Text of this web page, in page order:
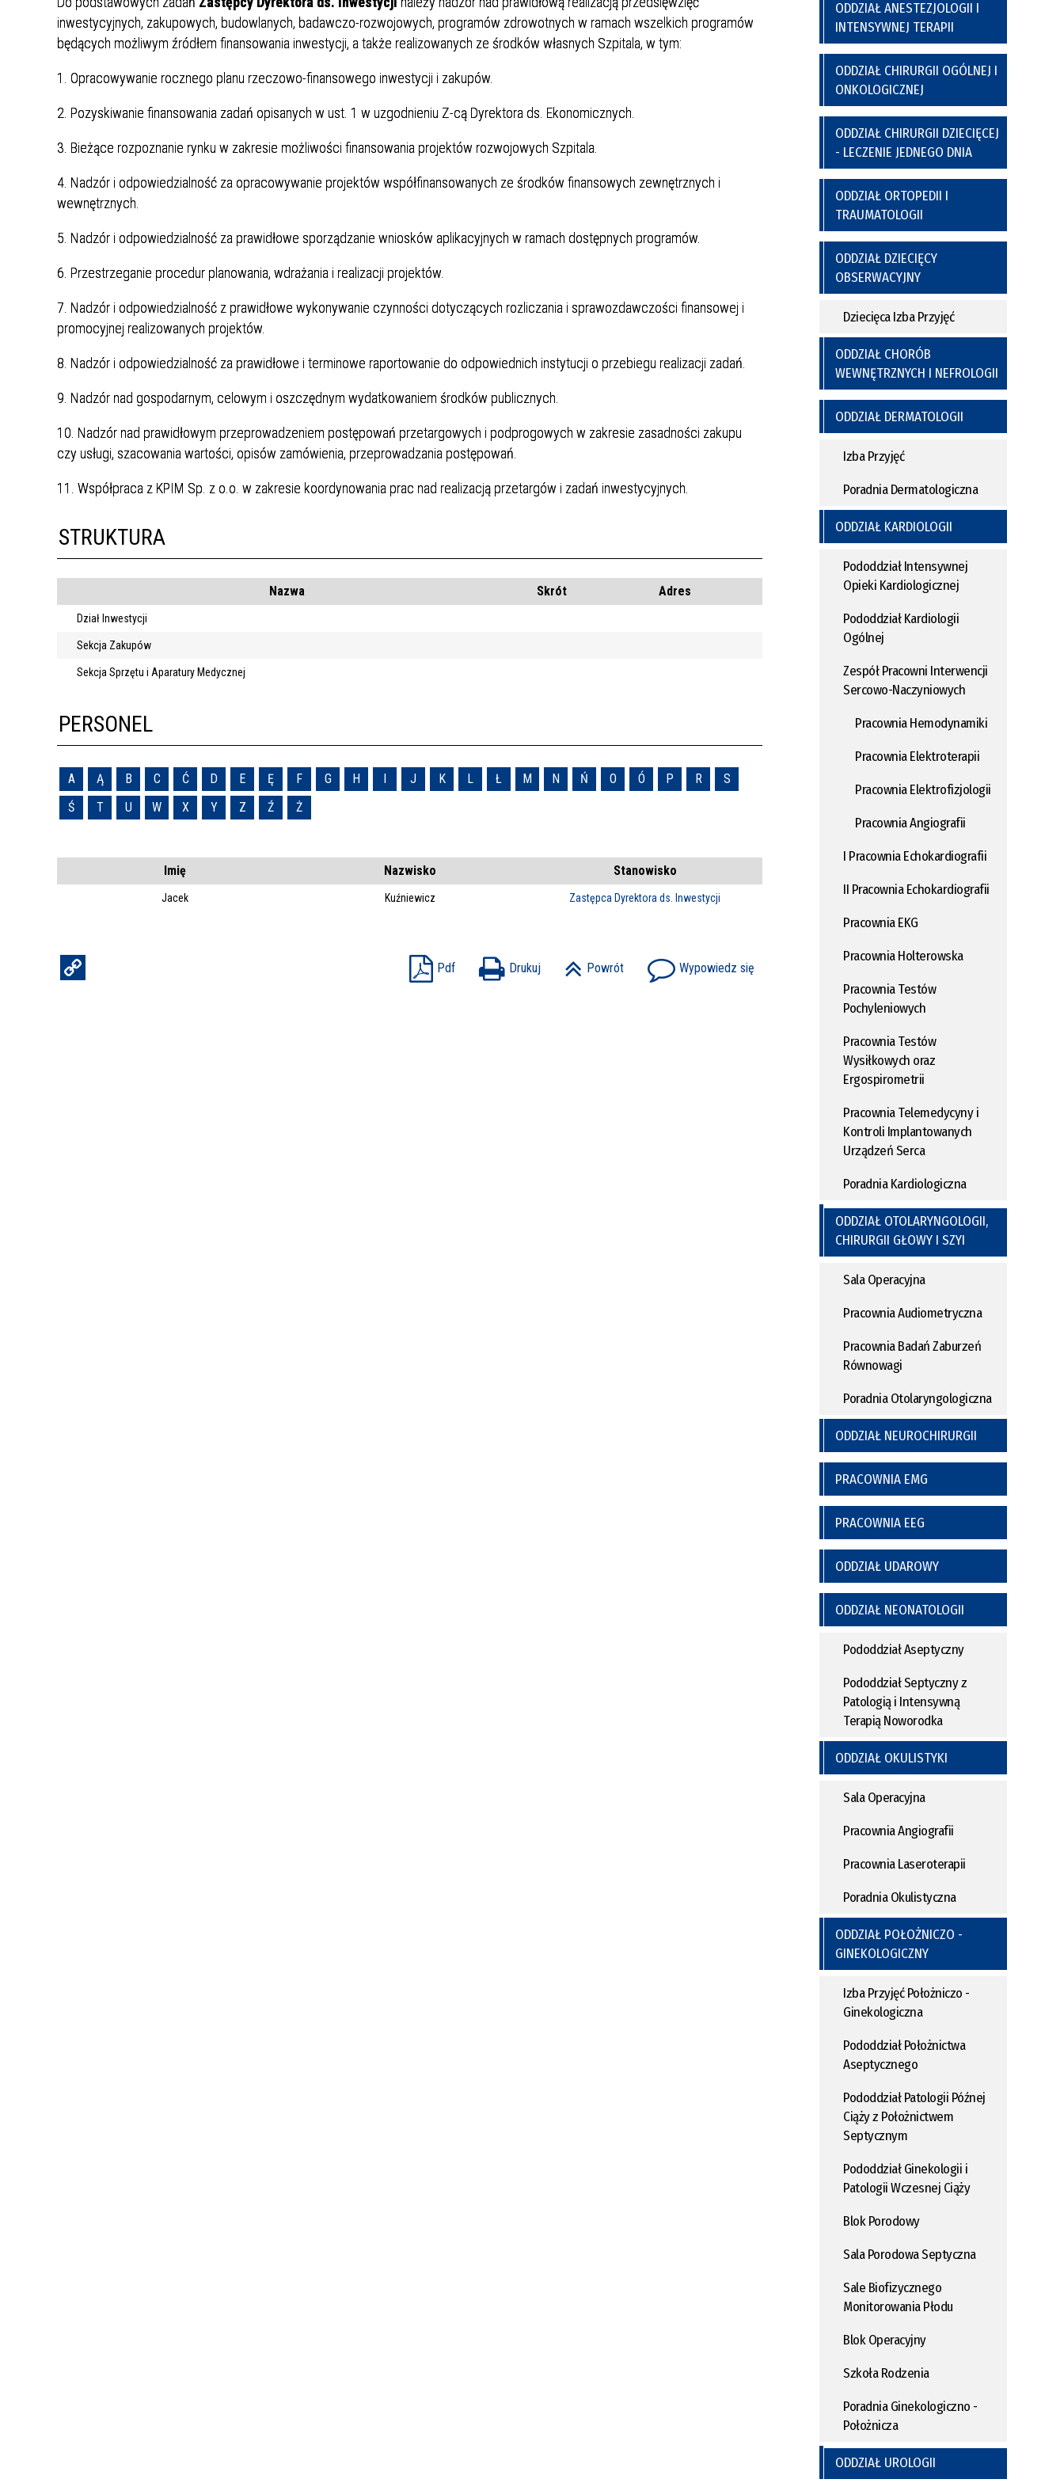
Żywienie dla Zdrowia
Jadłospisy Dekadowe
Zdjęcia Posiłków
Laboratoryjnych
Zgłaszanie Anonimowych Uwag
Wnioski i Skargi Standardy Ochrony Małoletnich Kaplica Szpitalna
Usług
Jonizującego
Regulamin Korzystania z Miejsc
Postojowych
Wsparcie w Kryzysie Psychicznym –
Telefonów Pomocowych
Poradnia Ortopedii i Traumatologii Poradnia Otolaryngologiczna Poradnia Patologii Noworodka Poradnia Preluksacyjna
Poradnia Rehabilitacyjna Poradnia Urologiczna Poradnia Zdrowia Psychicznego
Oddział Rehabilitacji
Kardiologicznej/Oddział Dzienny
Rehabilitacji Kardiologicznej
Oddział Urologii Szpitalny Oddział Ratunkowy
Zdrowia
Personel
inwestycyjnych, zakupowych, budowlanych, badawczo-rozwojowych, programów zdrowotnych w ramach wszelkich programów
będących możliwym źródłem finansowania inwestycji, a także realizowanych ze środków własnych Szpitala, w tym:
1. Opracowywanie rocznego planu rzeczowo-finansowego inwestycji i zakupów.
2. Pozyskiwanie finansowania zadań opisanych w ust. 1 w uzgodnieniu Z-cą Dyrektora ds. Ekonomicznych.
3. Bieżące rozpoznanie rynku w zakresie możliwości finansowania projektów rozwojowych Szpitala.
4. Nadzór i odpowiedzialność za opracowywanie projektów współfinansowanych ze środków finansowych zewnętrznych i
wewnętrznych.
5. Nadzór i odpowiedzialność za prawidłowe sporządzanie wniosków aplikacyjnych w ramach dostępnych programów.
6. Przestrzeganie procedur planowania, wdrażania i realizacji projektów.
7. Nadzór i odpowiedzialność z prawidłowe wykonywanie czynności dotyczących rozliczania i sprawozdawczości finansowej i
promocyjnej realizowanych projektów.
8. Nadzór i odpowiedzialność za prawidłowe i terminowe raportowanie do odpowiednich instytucji o przebiegu realizacji zadań.
9. Nadzór nad gospodarnym, celowym i oszczędnym wydatkowaniem środków publicznych.
10. Nadzór nad prawidłowym przeprowadzeniem postępowań przetargowych i podprogowych w zakresie zasadności zakupu
czy usługi, szacowania wartości, opisów zamówienia, przeprowadzania postępowań.
11. Współpraca z KPIM Sp. z o.o. w zakresie koordynowania prac nad realizacją przetargów i zadań inwestycyjnych.
STRUKTURA
Nazwa Skrót Adres
Dział Inwestycji
Sekcja Zakupów
Sekcja Sprzętu i Aparatury Medycznej
PERSONEL
A Ą B C Ć D E Ę F G H I J K L Ł M N Ń O Ó P R
S
Ś
T U W X Y Z Ź Ż
Imię Nazwisko Stanowisko
Jacek Kuźniewicz Zastępca Dyrektora ds. Inwestycji
Pdf Drukuj Powrót Wypowiedz się
ODDZIAŁ ANESTEZJOLOGII I
INTENSYWNEJ TERAPII
ODDZIAŁ CHIRURGII OGÓLNEJ I
ONKOLOGICZNEJ
ODDZIAŁ CHIRURGII DZIECIĘCEJ
- LECZENIE JEDNEGO DNIA
ODDZIAŁ ORTOPEDII I
TRAUMATOLOGII
ODDZIAŁ DZIECIĘCY
OBSERWACYJNY
Dziecięca Izba Przyjęć
ODDZIAŁ CHORÓB
WEWNĘTRZNYCH I NEFROLOGII
ODDZIAŁ DERMATOLOGII
Izba Przyjęć
Poradnia Dermatologiczna
ODDZIAŁ KARDIOLOGII
Pododdział Intensywnej
Opieki Kardiologicznej
Pododdział Kardiologii
Ogólnej
Zespół Pracowni Interwencji
Sercowo-Naczyniowych
Pracownia Hemodynamiki
Pracownia Elektroterapii
Pracownia Elektrofizjologii
Pracownia Angiografii
I Pracownia Echokardiografii
II Pracownia Echokardiografii
Pracownia EKG
Pracownia Holterowska
Pracownia Testów
Pochyleniowych
Pracownia Testów
Wysiłkowych oraz
Ergospirometrii
Pracownia Telemedycyny i
Kontroli Implantowanych
Urządzeń Serca
Poradnia Kardiologiczna
ODDZIAŁ OTOLARYNGOLOGII,
CHIRURGII GŁOWY I SZYI
Sala Operacyjna
Pracownia Audiometryczna
Pracownia Badań Zaburzeń
Równowagi
Poradnia Otolaryngologiczna
ODDZIAŁ NEUROCHIRURGII
PRACOWNIA EMG
PRACOWNIA EEG
ODDZIAŁ UDAROWY
ODDZIAŁ NEONATOLOGII
Pododdział Aseptyczny
Pododdział Septyczny z
Patologią i Intensywną
Terapią Noworodka
ODDZIAŁ OKULISTYKI
Sala Operacyjna
Pracownia Angiografii
Pracownia Laseroterapii
Poradnia Okulistyczna
ODDZIAŁ POŁOŻNICZO -
GINEKOLOGICZNY
Izba Przyjęć Położniczo -
Ginekologiczna
Pododdział Położnictwa
Aseptycznego
Pododdział Patologii Późnej
Ciąży z Położnictwem
Septycznym
Pododdział Ginekologii i
Patologii Wczesnej Ciąży
Blok Porodowy
Sala Porodowa Septyczna
Sale Biofizycznego
Monitorowania Płodu
Blok Operacyjny
Szkoła Rodzenia
Poradnia Ginekologiczno -
Położnicza
ODDZIAŁ UROLOGII